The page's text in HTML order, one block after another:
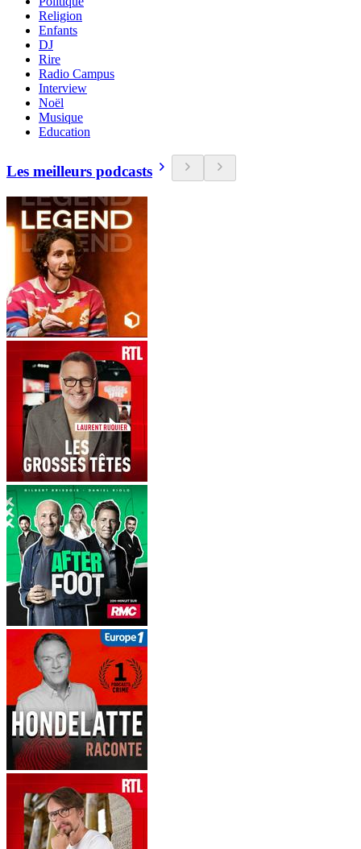
Religion
Enfants
DJ
Rire
Radio Campus
Interview
Noël
Musique
Education
Les meilleurs podcasts